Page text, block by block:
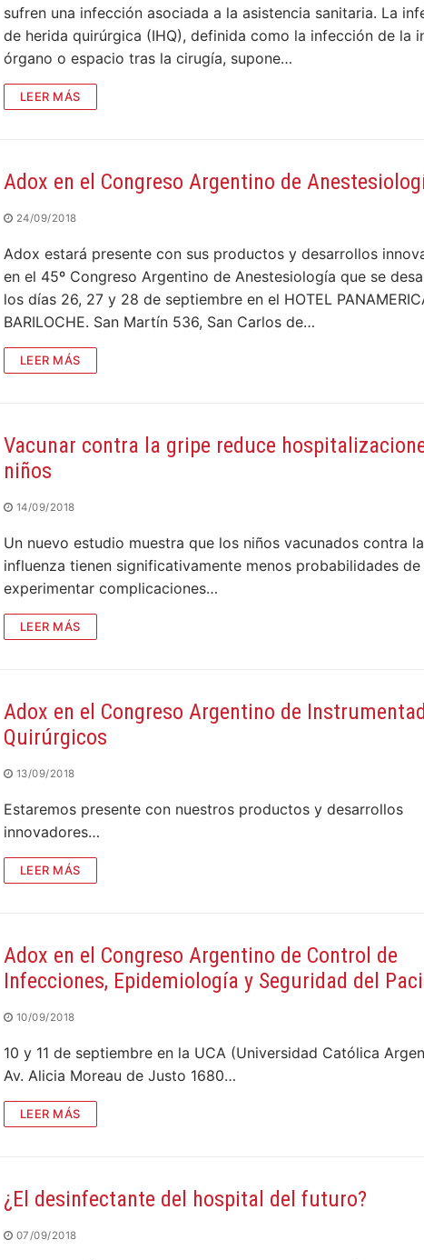
sufren una infección asociada a la asistencia sanitaria. La
de herida quirúrgica (IHQ), definida como la infección de la
órgano o espacio tras la cirugía, supone…
LEER MÁS
Adox en el Congreso Argentino de
24/09/2018
Adox estará presente con sus productos y desarrollos
en el 45º Congreso Argentino de Anestesiología que se
los días 26, 27 y 28 de septiembre en el HOTEL
BARILOCHE. San Martín 536, San Carlos de…
LEER MÁS
Vacunar contra la gripe reduce
niños
14/09/2018
Un nuevo estudio muestra que los niños vacunados contra la
influenza tienen significativamente menos probabilidades de
experimentar complicaciones…
LEER MÁS
Adox en el Congreso Argentino de
Quirúrgicos
13/09/2018
Estaremos presente con nuestros productos y desarrollos
innovadores…
LEER MÁS
Adox en el Congreso Argentino de Control de
Infecciones, Epidemiología y Seguridad del
10/09/2018
10 y 11 de septiembre en la UCA (Universidad Católica
Av. Alicia Moreau de Justo 1680…
LEER MÁS
¿El desinfectante del hospital del futuro?
07/09/2018